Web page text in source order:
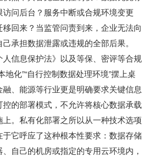
问后台？服务中断或合规环境变更
回来？当监管问责到来，企业无法向
承担数据泄露或违规的全部后果。
人信息保护法》以及等保、密评等合规
地化”“自行控制数据处理环境”摆上桌
、能源等行业更是明确要求关键信息
的部署模式，不允许将核心数据承载
。私有化部署之所以从一种技术选项
它呼应了这种根本性要求：数据存储
自己的机房或指定的专用云环境内，